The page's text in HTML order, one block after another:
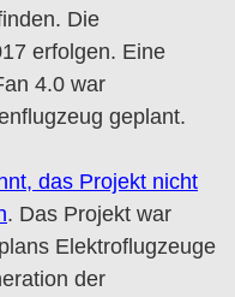
Die
erfolgen. Eine
4.0 war
geplant.
das Projekt nicht
. Das Projekt war
Elektroflugzeuge
der